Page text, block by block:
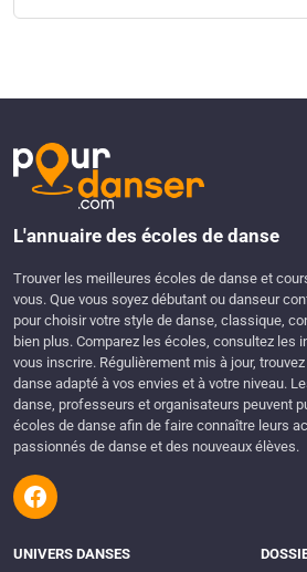
L'annuaire des écoles de danse
Trouver les meilleures écoles de danse et
vous. Que vous soyez débutant ou danseur
pour choisir votre style de danse, classique,
bien plus. Comparez les écoles, consultez les
vous inscrire. Régulièrement mis à jour,
danse adapté à vos envies et à votre niveau.
danse, professeurs et organisateurs peuvent
écoles de danse afin de faire connaître leurs
passionnés de danse et des nouveaux élèves.
UNIVERS DANSES